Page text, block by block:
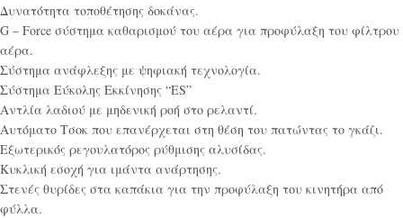
Δυνατότητα τοποθέτησης δοκάνας.
G – Force σύστημα καθαρισμού του αέρα για προφύλαξη του φίλτρου
αέρα.
Σύστημα ανάφλεξης με ψηφιακή τεχνολογία.
Σύστημα Εύκολης Εκκίνησης “ES”
Αντλία λαδιού με μηδενική ροή στο ρελαντί.
Αυτόματο Τσοκ που επανέρχεται στη θέση του πατώντας το γκάζι.
Εξωτερικός ρεγουλατόρος ρύθμισης αλυσίδας.
Κυκλική εσοχή για ιμάντα ανάρτησης.
Στενές θυρίδες στα καπάκια για την προφύλαξη του κινητήρα από
φύλλα.